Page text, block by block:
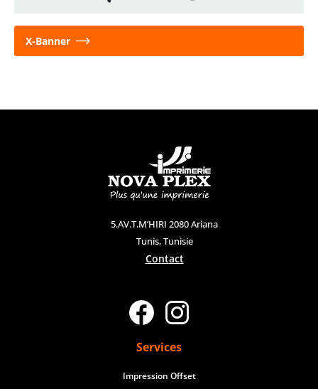
X-Banner
5.AV.T.M’HIRI 2080 Ariana
Tunis, Tunisie
Contact
Services
Impression Offset